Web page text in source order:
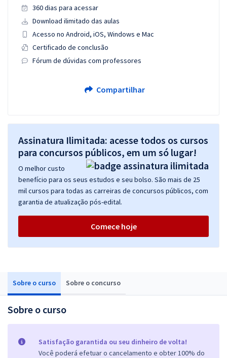
Sobre o curso Sobre o concurso
Sobre o curso
Satisfação garantida ou seu dinheiro de volta!
Você poderá efetuar o cancelamento e obter 100% do
360 dias para acessar
Download ilimitado das aulas
Acesso no Android, iOS, Windows e Mac
Certificado de conclusão
Fórum de dúvidas com professores
Compartilhar
Assinatura Ilimitada: acesse todos os cursos
para concursos públicos, em um só lugar!
O melhor custo
benefício para os seus estudos e seu bolso. São mais de 25
mil cursos para todas as carreiras de concursos públicos, com
garantia de atualização pós-edital.
Comece hoje